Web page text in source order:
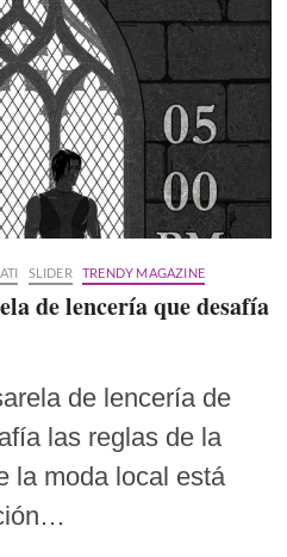
SLIDER TRENDY MAGAZINE
de lencería que desafía
de lencería de
las reglas de la
la moda local está